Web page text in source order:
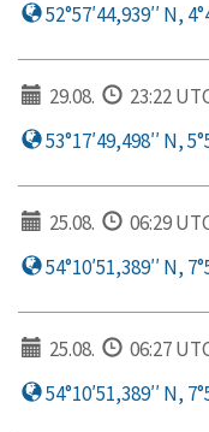
52°57′44,939′′ N,
29.08.
23:22
53°17′49,498′′ N,
25.08. 06:29
54°10′51,389′′ N,
25.08. 06:27
54°10′51,389′′ N,